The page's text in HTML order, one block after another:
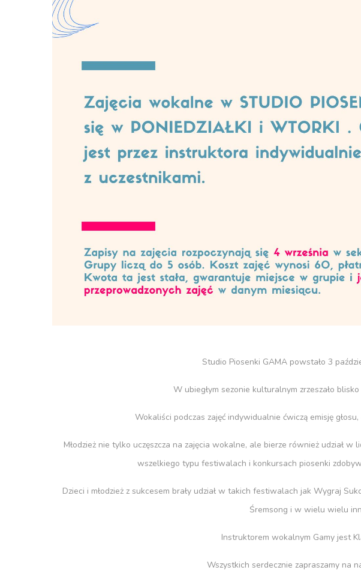
Studio Piosenki GAMA powstało 3
W ubiegłym sezonie kulturalnym zrzeszało
Wokaliści podczas zajęć indywidualnie ćwiczą emisję
Młodzież nie tylko uczęszcza na zajęcia wokalne, ale bierze również udział
wszelkiego typu festiwalach i konkursach piosenki
Dzieci i młodzież z sukcesem brały udział w takich festiwalach jak Wygraj
Śremsong i w wielu wielu
Instruktorem wokalnym Gamy jest
Wszystkich serdecznie zapraszamy na